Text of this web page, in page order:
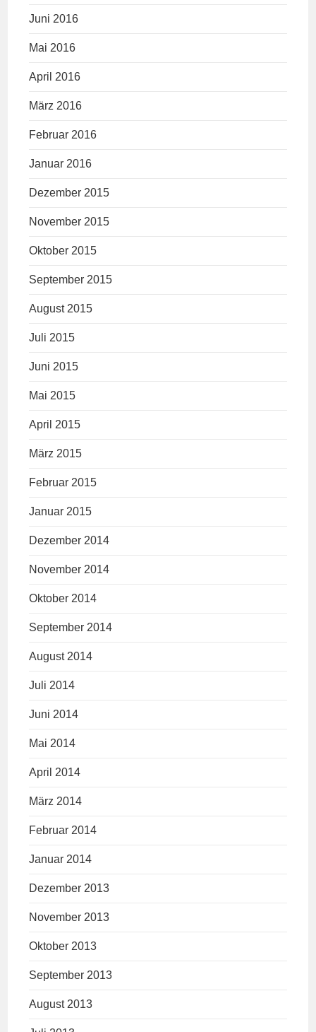
Juni 2016
Mai 2016
April 2016
März 2016
Februar 2016
Januar 2016
Dezember 2015
November 2015
Oktober 2015
September 2015
August 2015
Juli 2015
Juni 2015
Mai 2015
April 2015
März 2015
Februar 2015
Januar 2015
Dezember 2014
November 2014
Oktober 2014
September 2014
August 2014
Juli 2014
Juni 2014
Mai 2014
April 2014
März 2014
Februar 2014
Januar 2014
Dezember 2013
November 2013
Oktober 2013
September 2013
August 2013